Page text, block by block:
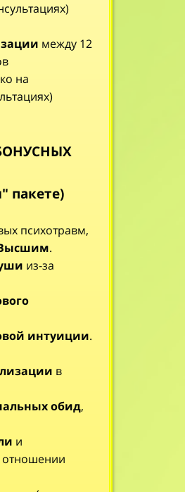
между 12
на
пакете)
психотравм,
Высшим.
из-за
интуиции.
в
обид,
и
отношении